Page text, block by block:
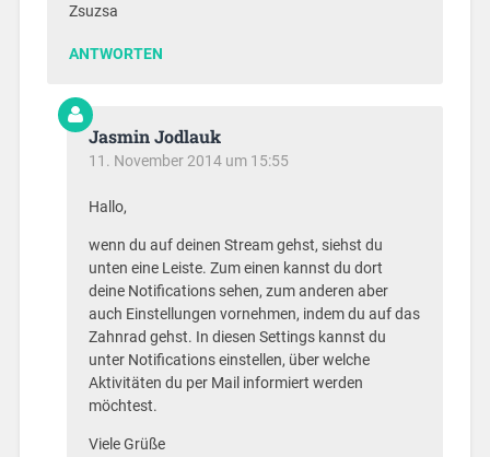
Zsuzsa
ANTWORTEN
Jasmin Jodlauk
11. November 2014 um 15:55
Hallo,
wenn du auf deinen Stream gehst, siehst du
unten eine Leiste. Zum einen kannst du dort
deine Notifications sehen, zum anderen aber
auch Einstellungen vornehmen, indem du auf das
Zahnrad gehst. In diesen Settings kannst du
unter Notifications einstellen, über welche
Aktivitäten du per Mail informiert werden
möchtest.
Viele Grüße